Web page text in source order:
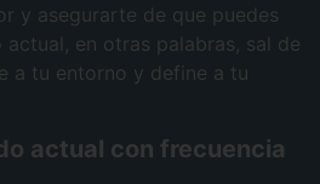
y asegurarte de que puedes
en otras palabras, sal de
a tu entorno y define a tu
actual con frecuencia